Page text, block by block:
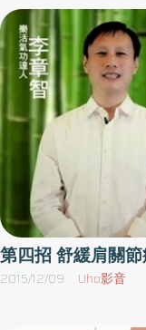
家長勤練習不一定能
發展的評估也很重要
寫出各種筆畫。合適
院職能治療師洪麗珍表
當的燈光照明、正確
慮到孩童的視覺空間
依孩童的狀況來給予
童的書寫問題是動作
熟到足以穩定握筆及
出各種筆畫，洪麗珍
大動作及細動作來說明
穩定性 ／在嬰兒時期
第四招 舒緩肩關
2015/12/09 Uho影音